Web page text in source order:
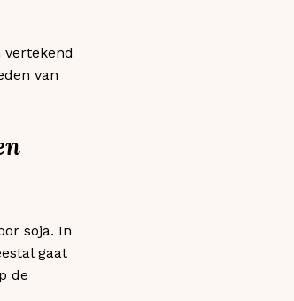
vertekend
van
soja. In
gaat
de